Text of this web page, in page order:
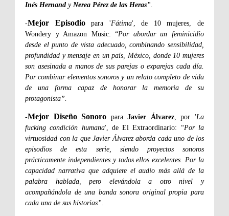
Inés Hernand y Nerea Pérez de las Heras”.
-Mejor Episodiopara 'Fátima', de 10 mujeres, de
Wondery y Amazon Music: “Por abordar un feminicidio
desde el punto de vista adecuado, combinando sensibilidad,
profundidad y mensaje en un país, México, donde 10 mujeres
son asesinada a manos de sus parejas o exparejas cada día.
Por combinar elementos sonoros y un relato completo de vida
de una forma capaz de honorar la memoria de su
protagonista”.
-Mejor Diseño Sonoro paraJavier Álvarez, por 'La
fucking condición humana', de El Extraordinario: “Por la
virtuosidad con la que Javier Álvarez aborda cada uno de los
episodios de esta serie, siendo proyectos sonoros
prácticamente independientes y todos ellos excelentes. Por la
capacidad narrativa que adquiere el audio más allá de la
palabra hablada, pero elevándola a otro nivel y
acompañándola de una banda sonora original propia para
cada una de sus historias”.